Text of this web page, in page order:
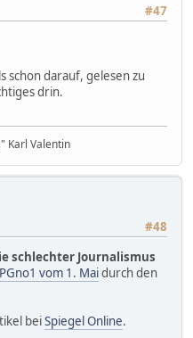
#47
schon darauf, gelesen zu
drin.
Karl Valentin
#48
schlechter Journalismus
vom 1. Maidurch den
beiSpiegel Online.